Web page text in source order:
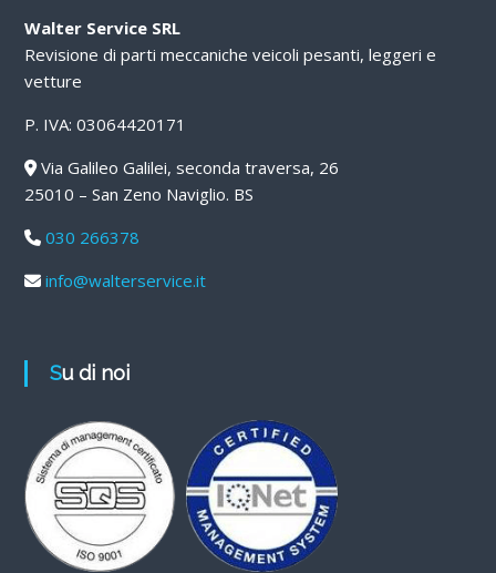
Walter Service SRL
Revisione di parti meccaniche veicoli pesanti, leggeri e
vetture
P. IVA: 03064420171
Via Galileo Galilei, seconda traversa, 26
25010 – San Zeno Naviglio. BS
030 266378
info@walterservice.it
Su di noi